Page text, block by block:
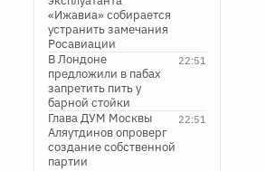
«Ижавиа» собирается
устранить замечания
Росавиации
22:51
В Лондоне
предложили в пабах
запретить пить у
барной стойки
22:51
Глава ДУМ Москвы
Аляутдинов опроверг
создание собственной
партии